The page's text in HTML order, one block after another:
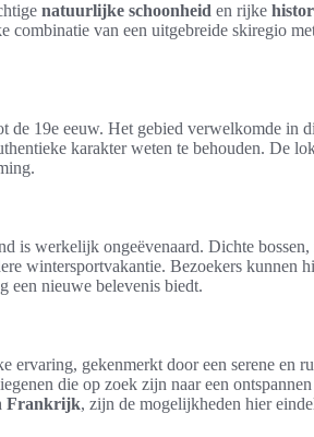
natuurlijke schoonheid en rijke
combinatie van een uitgebreide skiregio
de 19e eeuw. Het gebied verwelkomde in
karakter weten te behouden. De
is werkelijk ongeëvenaard. Dichte bossen,
wintersportvakantie. Bezoekers kunnen
een nieuwe belevenis biedt.
ervaring, gekenmerkt door een serene en
die op zoek zijn naar een
Frankrijk, zijn de mogelijkheden hier